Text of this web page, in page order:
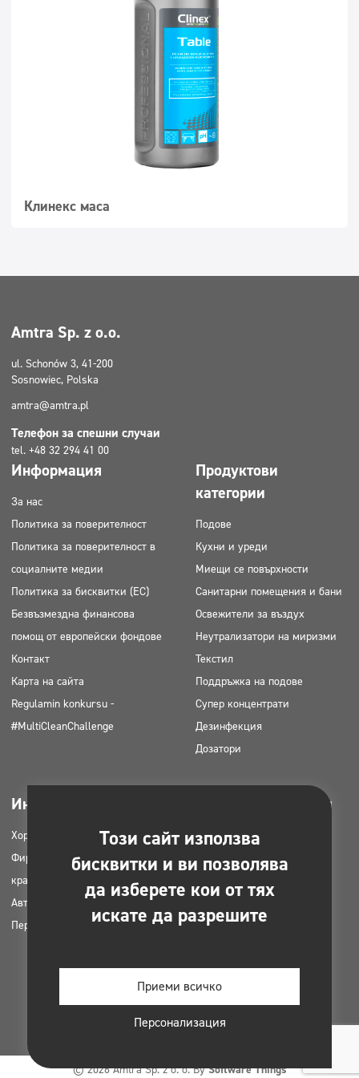
Миещи се повърхности
Клинекс маса
Amtra Sp. z o.o.
ul. Schonów 3, 41-200
Sosnowiec, Polska
amtra@amtra.pl
Телефон за спешни случаи
tel. +48 32 294 41 00
Информация
За нас
Политика за поверителност
Политика за поверителност в
социалните медии
Политика за бисквитки (ЕС)
Безвъзмездна финансова
помощ от европейски фондове
Контакт
Карта на сайта
Regulamin konkursu -
#MultiCleanChallenge
Продуктови
категории
Подове
Кухни и уреди
Миещи се повърхности
Санитарни помещения и бани
Освежители за въздух
Неутрализатори на миризми
Текстил
Поддръжка на подове
Супер концентрати
Дезинфекция
Дозатори
Индустрии
Хорец
Фирми за почистване
красота
Автомивки
Перални
Може да се изтегли
Продуктови каталози
MSDS карти
продуктите Clinex
Снимки за печат
Електронни книги
© 2026 Amtra Sp. z o. o. BySoftware Things
Този сайт използва
бисквитки и ви позволява
да изберете кои от тях
искате да разрешите
Приеми всичко
Персонализация